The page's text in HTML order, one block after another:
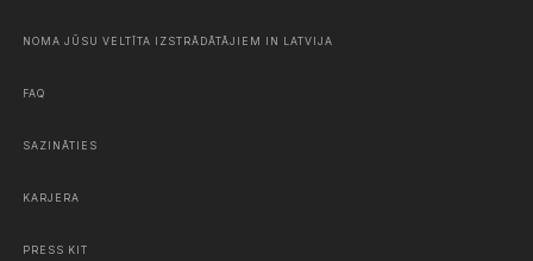
NOMA JŪSU VELTĪTA IZSTRĀDĀTĀJIEM IN LATVIJA
FAQ
SAZINĀTIES
KARJERA
PRESS KIT